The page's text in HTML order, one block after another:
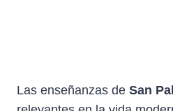
Las enseñanzas de San